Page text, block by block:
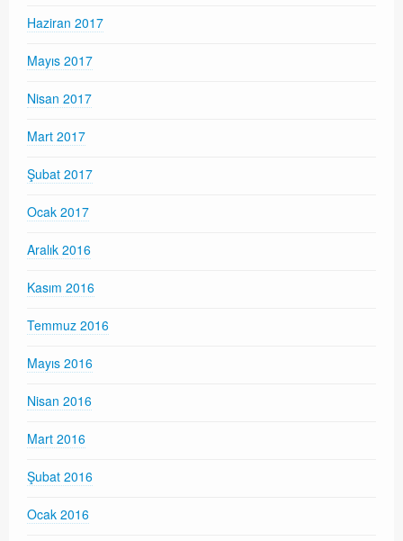
Haziran 2017
Mayıs 2017
Nisan 2017
Mart 2017
Şubat 2017
Ocak 2017
Aralık 2016
Kasım 2016
Temmuz 2016
Mayıs 2016
Nisan 2016
Mart 2016
Şubat 2016
Ocak 2016